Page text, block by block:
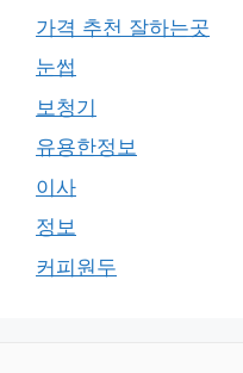
가격 추천 잘하는곳
눈썹
보청기
유용한정보
이사
정보
커피원두